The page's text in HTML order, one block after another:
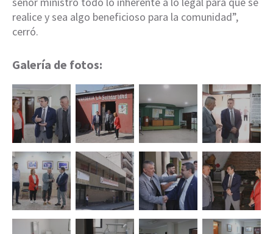
realice y sea algo beneficioso para la comunidad”,
cerró.
Galería de fotos: